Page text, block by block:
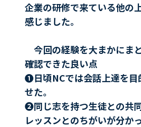
企業の研修で来ている他の
感じました。
今回の経験を大まかにま
確認できた良い点
❶日頃NCでは会話上達を目
せた。
❷同じ志を持つ生徒との共
レッスンとのちがいが分かっ